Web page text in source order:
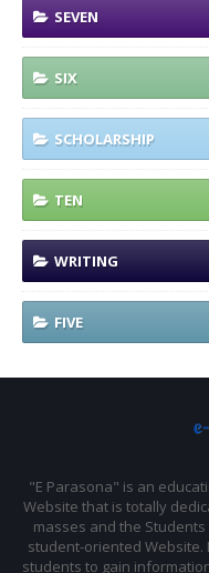
SEVEN
SIX
SCHOLARSHIP
TEN
WRITING
FIVE
"E Parasona" is an
Website that is totally
masses and the
student-oriented Website.
students to gain